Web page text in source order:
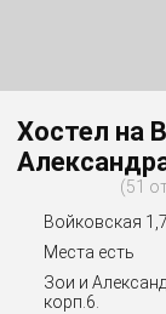
Хостел на
51
Войковская
Места есть
Зои и
корп.6.